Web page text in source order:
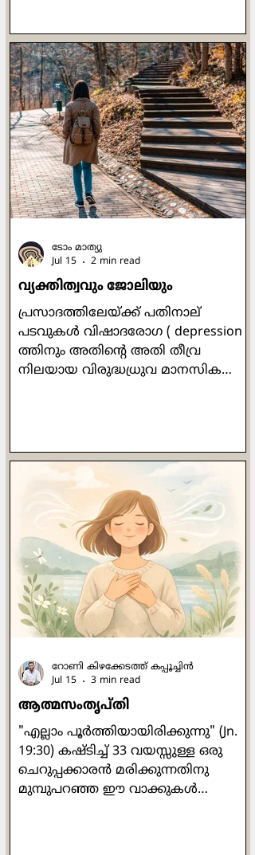
ഭവനവും എന്നോട്
ചേര്‍ന്നിരിക്കണമെന്ന് ഞാന്‍
ആഗ്രഹിച്ചു. ഇത് അവര്‍ എന്‍റെ
ജനവും കീര്‍ത്തിയും അഭിമാനവും
മഹത്വവുമായി
നിലകൊള്ളേണ്ടതിനായിരുന്നു.' (ജറമി
13:11). സാന്‍ ദാമിയാനോയിലെ ഒരു
ചെറിയ കപ്പേളയില്‍
പ്രാര്‍ത്ഥനാപൂര്‍വം നിലകൊണ്ട
അസ്സീസിയിലെ ഫ്രാന്‍സിസിനോട് ആ
ക്രൂശിതരൂപം ഇപ്ര
വ്യക്തിത്വവും ജോലിയും
പ്രസാദത്തിലേയ്ക്ക് പതിനാല്
പടവുകള്‍ വിഷാദരോഗ ( depression )
ത്തിനും അതിന്‍റെ അതി തീവ്ര
നിലയായ വിരുദ്ധധ്രുവ മാനസിക
mood mapping ) ത്തിന്‍റെ പതിനാലു
ദിവസത്തെ പഠനം
പൂര്‍ത്തിയാക്കിയശേഷം നാം
അനുബന്ധമായി
മനോനില(Mood)യെക്കുറിച്ച്
പഠിക്കുന്നു . മനോനില അഥവാ മൂഡ്
എന്നത് നമ്മുടെ വ്യക്തിത്വവുമായി
അഭേദ്യമായി ബന്ധപ്പെട്ടിരിക്കുന്നു
എന്ന് നാം കണ്ടു . നാലു തരം
ടോം മാത്യു
Jul 15
2 min read
ആത്മസംതൃപ്തി
"എല്ലാം പൂര്‍ത്തിയായിരിക്കുന്നു" (Jn.
19:30) കഷ്ടിച്ച് 33 വയസ്സുള്ള ഒരു
ചെറുപ്പക്കാരന്‍ മരിക്കുന്നതിനു
മുമ്പുപറഞ്ഞ ഈ വാക്കുകള്‍
റോണി കിഴക്കേടത്ത് കപ്പൂച്ചിന്‍
Jul 15
3 min read